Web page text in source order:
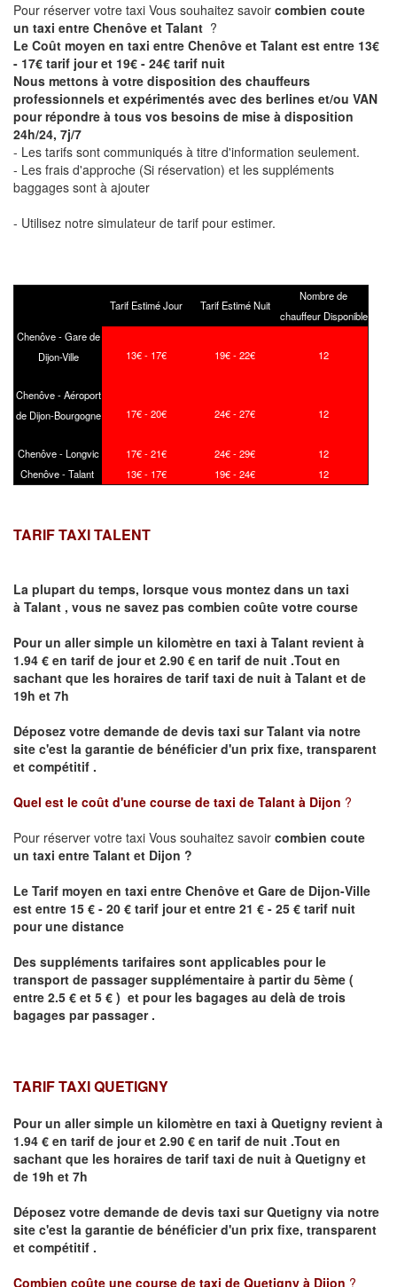
Pour réserver votre taxi Vous souhaitez savoir combien coute
un taxi entre Chenôve et Talant ?
Le Coût moyen en taxi entre Chenôve et Talant est entre 13€
- 17€ tarif jour et 19€ - 24€ tarif nuit
Nous mettons à votre disposition des chauffeurs
professionnels et expérimentés avec des berlines et/ou VAN
pour répondre à tous vos besoins de mise à disposition
24h/24, 7j/7
- Les tarifs sont communiqués à titre d'information seulement.
- Les frais d'approche (Si réservation) et les suppléments
baggages sont à ajouter
- Utilisez notre simulateur de tarif pour estimer.
Tarif Estimé Jour Tarif Estimé Nuit
Nombre de
chauffeur Disponible
Chenôve - Gare de
Dijon-Ville
13€ - 17€ 19€ - 22€ 12
Chenôve - Aéroport
de Dijon-Bourgogne
17€ - 20€ 24€ - 27€ 12
Chenôve - Longvic 17€ - 21€ 24€ - 29€
12
Chenôve - Talant
13€ - 17€ 19€ - 24€ 12
TARIF TAXI TALENT
La plupart du temps, lorsque vous montez dans un taxi
à Talant , vous ne savez pas combien coûte votre course
Pour un aller simple un kilomètre en taxi à Talant revient à
1.94 € en tarif de jour et 2.90 € en tarif de nuit .Tout en
sachant que les horaires de tarif taxi de nuit à Talant et de
19h et 7h
Déposez votre demande de devis taxi surTalant via notre
site c'est la garantie de bénéficier d'un prix fixe, transparent
et compétitif .
Quel est le coût d'une course de taxi de Talant à Dijon ?
Pour réserver votre taxi Vous souhaitez savoir combien coute
un taxi entre Talant et Dijon ?
Le Tarif moyen en taxi entre Chenôve et Gare de Dijon-Ville
est entre 15 € - 20 € tarif jour et entre 21 € - 25 € tarif nuit
pour une distance
Des suppléments tarifaires sont applicables pour le
transport de passager supplémentaire à partir du 5ème (
entre 2.5 € et 5 € ) et pour les bagages au delà de trois
bagages par passager .
TARIF TAXI QUETIGNY
Pour un aller simple un kilomètre en taxi à Quetigny revient à
1.94 € en tarif de jour et 2.90 € en tarif de nuit .Tout en
sachant que les horaires de tarif taxi de nuit à Quetigny et
de 19h et 7h
Déposez votre demande de devis taxi surQuetigny via notre
site c'est la garantie de bénéficier d'un prix fixe, transparent
et compétitif .
Combien coûte une course de taxi de Quetigny à Dijon ?